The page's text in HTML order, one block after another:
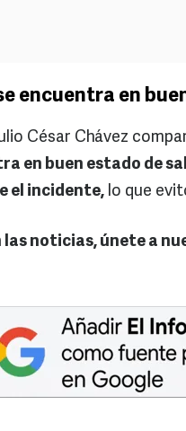
encuentra en
César Chávez
en buen estado de
el incidente, lo que
noticias, únete a